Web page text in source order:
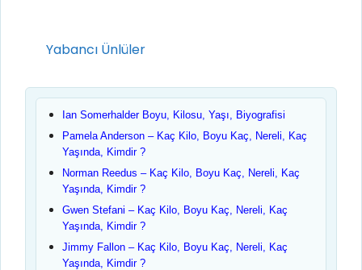
Kategoriler
Yabancı Ünlüler
Ian Somerhalder Boyu, Kilosu, Yaşı, Biyografisi
Pamela Anderson – Kaç Kilo, Boyu Kaç, Nereli, Kaç
Yaşında, Kimdir ?
Norman Reedus – Kaç Kilo, Boyu Kaç, Nereli, Kaç
Yaşında, Kimdir ?
Gwen Stefani – Kaç Kilo, Boyu Kaç, Nereli, Kaç
Yaşında, Kimdir ?
Jimmy Fallon – Kaç Kilo, Boyu Kaç, Nereli, Kaç
Yaşında, Kimdir ?